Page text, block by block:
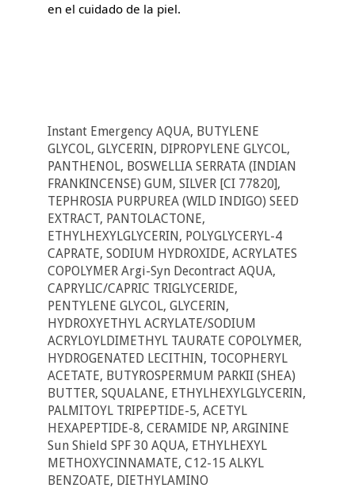
en el cuidado de la piel.
Instant Emergency AQUA, BUTYLENE
GLYCOL, GLYCERIN, DIPROPYLENE GLYCOL,
PANTHENOL, BOSWELLIA SERRATA (INDIAN
FRANKINCENSE) GUM, SILVER [CI 77820],
TEPHROSIA PURPUREA (WILD INDIGO) SEED
EXTRACT, PANTOLACTONE,
ETHYLHEXYLGLYCERIN, POLYGLYCERYL-4
CAPRATE, SODIUM HYDROXIDE, ACRYLATES
COPOLYMER Argi-Syn Decontract AQUA,
CAPRYLIC/CAPRIC TRIGLYCERIDE,
PENTYLENE GLYCOL, GLYCERIN,
HYDROXYETHYL ACRYLATE/SODIUM
ACRYLOYLDIMETHYL TAURATE COPOLYMER,
HYDROGENATED LECITHIN, TOCOPHERYL
ACETATE, BUTYROSPERMUM PARKII (SHEA)
BUTTER, SQUALANE, ETHYLHEXYLGLYCERIN,
PALMITOYL TRIPEPTIDE-5, ACETYL
HEXAPEPTIDE-8, CERAMIDE NP, ARGININE
Sun Shield SPF 30 AQUA, ETHYLHEXYL
METHOXYCINNAMATE, C12-15 ALKYL
BENZOATE, DIETHYLAMINO